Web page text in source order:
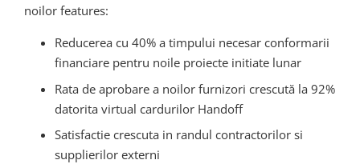
noilor features:
Reducerea cu 40% a timpului necesar conformarii
financiare pentru noile proiecte initiate lunar
Rata de aprobare a noilor furnizori crescută la 92%
datorita virtual cardurilor Handoff
Satisfactie crescuta in randul contractorilor si
supplierilor externi